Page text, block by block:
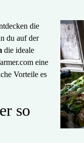
die
du auf der
die ideale
eine
Vorteile es
so